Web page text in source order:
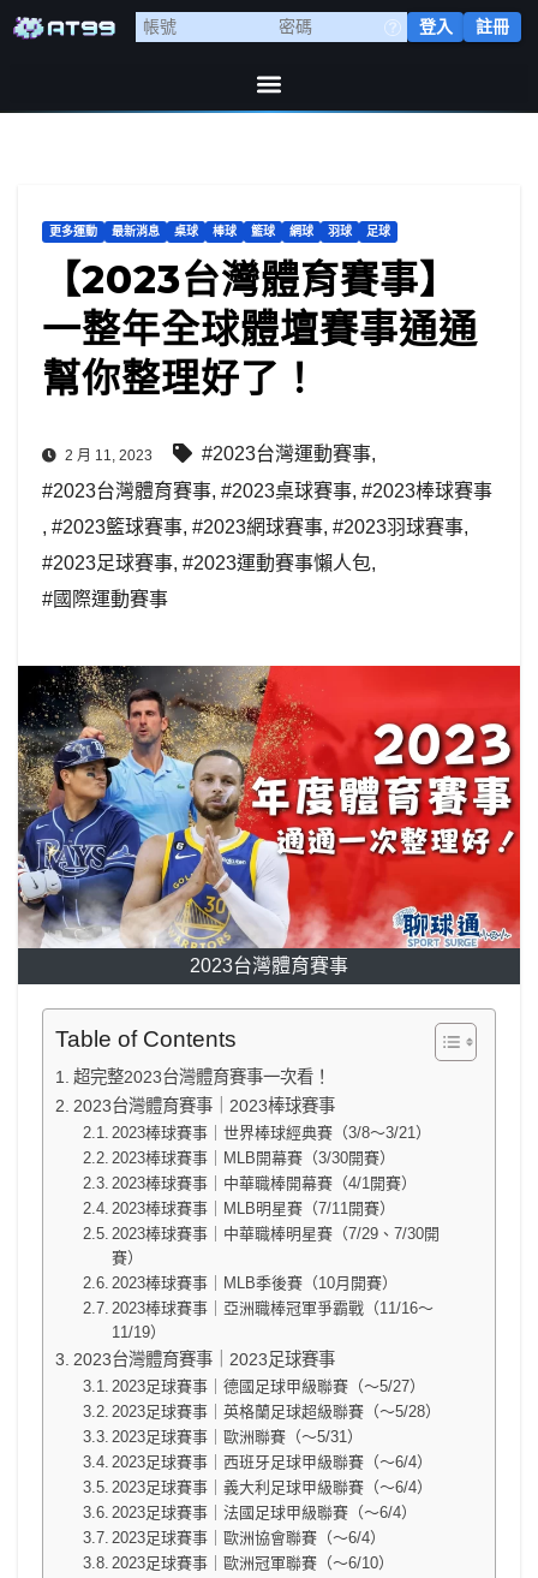
登入 註冊
更多運動 最新消息 桌球 棒球 籃球 網球 羽球 足球
【2023台灣體育賽事】
一整年全球體壇賽事通通
幫你整理好了！
2 月 11, 2023 #2023台灣運動賽事,
#2023台灣體育賽事, #2023桌球賽事, #2023棒球賽事
, #2023籃球賽事, #2023網球賽事, #2023羽球賽事,
#2023足球賽事, #2023運動賽事懶人包,
#國際運動賽事
2023台灣體育賽事
Table of Contents
超完整2023台灣體育賽事一次看！
2023台灣體育賽事｜2023棒球賽事
2023棒球賽事｜世界棒球經典賽（3/8～3/21）
2023棒球賽事｜MLB開幕賽（3/30開賽）
2023棒球賽事｜中華職棒開幕賽（4/1開賽）
2023棒球賽事｜MLB明星賽（7/11開賽）
2023棒球賽事｜中華職棒明星賽（7/29、7/30開
賽）
2023棒球賽事｜MLB季後賽（10月開賽）
2023棒球賽事｜亞洲職棒冠軍爭霸戰（11/16～
11/19）
2023台灣體育賽事｜2023足球賽事
2023足球賽事｜德國足球甲級聯賽（～5/27）
2023足球賽事｜英格蘭足球超級聯賽（～5/28）
2023足球賽事｜歐洲聯賽（～5/31）
2023足球賽事｜西班牙足球甲級聯賽（～6/4）
2023足球賽事｜義大利足球甲級聯賽（～6/4）
2023足球賽事｜法國足球甲級聯賽（～6/4）
2023足球賽事｜歐洲協會聯賽（～6/4）
2023足球賽事｜歐洲冠軍聯賽（～6/10）